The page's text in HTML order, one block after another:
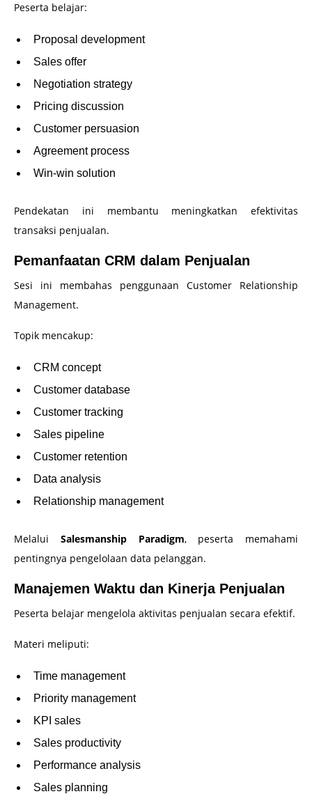
Peserta belajar:
Proposal development
Sales offer
Negotiation strategy
Pricing discussion
Customer persuasion
Agreement process
Win-win solution
Pendekatan ini membantu meningkatkan efektivitas
transaksi penjualan.
Pemanfaatan CRM dalam Penjualan
Sesi ini membahas penggunaan Customer Relationship
Management.
Topik mencakup:
CRM concept
Customer database
Customer tracking
Sales pipeline
Customer retention
Data analysis
Relationship management
Melalui Salesmanship Paradigm, peserta memahami
pentingnya pengelolaan data pelanggan.
Manajemen Waktu dan Kinerja Penjualan
Peserta belajar mengelola aktivitas penjualan secara efektif.
Materi meliputi:
Time management
Priority management
KPI sales
Sales productivity
Performance analysis
Sales planning